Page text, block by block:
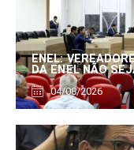
ENEL:
DA ENEL NÃO
04/08/2026